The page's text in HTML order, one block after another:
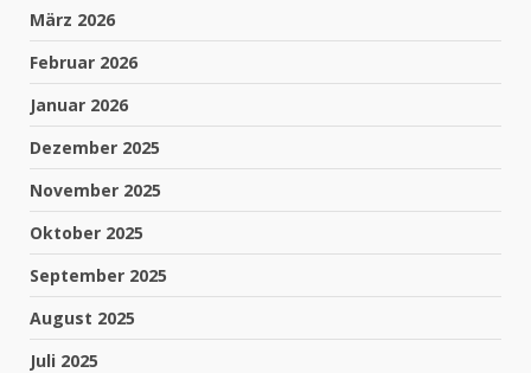
März 2026
Februar 2026
Januar 2026
Dezember 2025
November 2025
Oktober 2025
September 2025
August 2025
Juli 2025